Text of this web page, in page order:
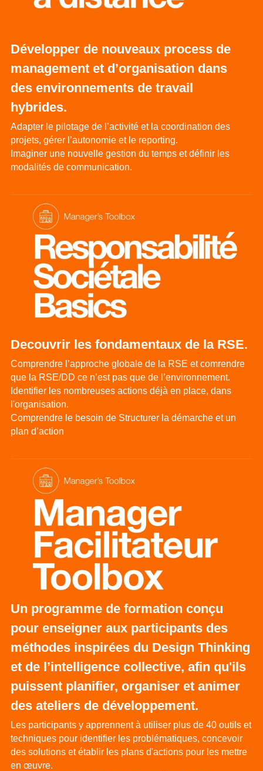
Développer de nouveaux process de
management et d’organisation dans
des environnements de travail
hybrides.
Adapter le pilotage de l’activité et la coordination des
projets, gérer l’autonomie et le reporting.
Imaginer une nouvelle gestion du temps et définir les
modalités de communication.
Decouvrir les fondamentaux de la RSE.
Comprendre l’approche globale de la RSE et comrendre
que la RSE/DD ce n’est pas que de l’environnement.
Identifier les nombreuses actions déjà en place, dans
l'organisation.
Comprendre le besoin de Structurer la démarche et un
plan d’action
Un programme de formation conçu
pour enseigner aux participants des
méthodes inspirées du Design Thinking
et de l’intelligence collective, afin qu'ils
puissent planifier, organiser et animer
des ateliers de développement.
Les participants y apprennent à utiliser plus de 40 outils et
techniques pour identifier les problématiques, concevoir
des solutions et établir les plans d'actions pour les mettre
en œuvre.